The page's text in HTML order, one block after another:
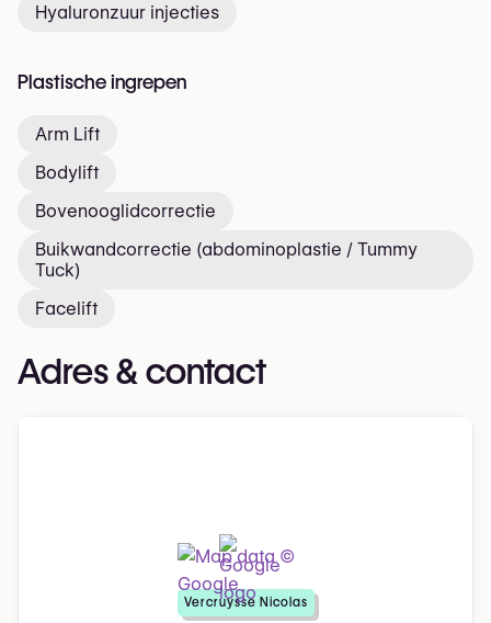
Hyaluronzuur injecties
Plastische ingrepen
Arm Lift
Bodylift
Bovenooglidcorrectie
Buikwandcorrectie (abdominoplastie / Tummy
Tuck)
Facelift
Adres & contact
Vercruysse Nicolas